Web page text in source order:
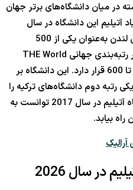
در میان دانشگاه‌های برتر جهان
آتیلیم این دانشگاه در سال
2016 توسط مرکز تحصیلات تکمیلی لندن به‌عنوان یکی از 500
دانشگاه برتر جهان شناخته شد و در رتبه‌بندی جهانی THE World
University Rankings در بازه 401 تا 600 قرار دارد. این دانشگاه بر
رتبه دوم دانشگاه‌های ترکیه را
بدست آورده است. همچنین دانشگاه آتیلیم در سال 2017 توانست به
در سال 2026